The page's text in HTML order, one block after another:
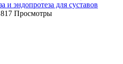
и эндопротеза для суставов
Просмотры